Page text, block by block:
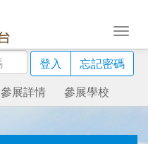
登入
忘記密碼
參展詳情 參展學校